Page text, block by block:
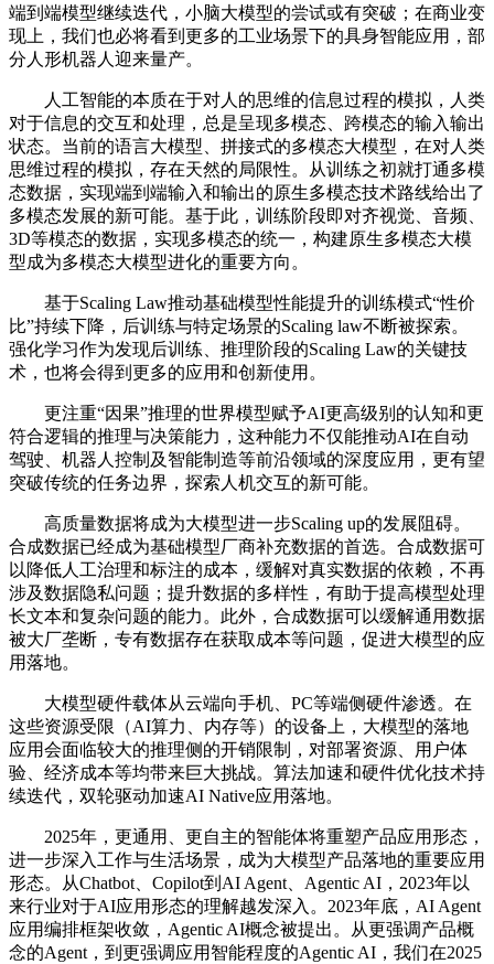
端到端模型继续迭代，小脑大模型的尝试或有突破；在商业变
现上，我们也必将看到更多的工业场景下的具身智能应用，部
分人形机器人迎来量产。
人工智能的本质在于对人的思维的信息过程的模拟，人类
对于信息的交互和处理，总是呈现多模态、跨模态的输入输出
状态。当前的语言大模型、拼接式的多模态大模型，在对人类
思维过程的模拟，存在天然的局限性。从训练之初就打通多模
态数据，实现端到端输入和输出的原生多模态技术路线给出了
多模态发展的新可能。基于此，训练阶段即对齐视觉、音频、
3D等模态的数据，实现多模态的统一，构建原生多模态大模
型成为多模态大模型进化的重要方向。
基于Scaling Law推动基础模型性能提升的训练模式“性价
比”持续下降，后训练与特定场景的Scaling law不断被探索。
强化学习作为发现后训练、推理阶段的Scaling Law的关键技
术，也将会得到更多的应用和创新使用。
更注重“因果”推理的世界模型赋予AI更高级别的认知和更
符合逻辑的推理与决策能力，这种能力不仅能推动AI在自动
驾驶、机器人控制及智能制造等前沿领域的深度应用，更有望
突破传统的任务边界，探索人机交互的新可能。
高质量数据将成为大模型进一步Scaling up的发展阻碍。
合成数据已经成为基础模型厂商补充数据的首选。合成数据可
以降低人工治理和标注的成本，缓解对真实数据的依赖，不再
涉及数据隐私问题；提升数据的多样性，有助于提高模型处理
长文本和复杂问题的能力。此外，合成数据可以缓解通用数据
被大厂垄断，专有数据存在获取成本等问题，促进大模型的应
用落地。
大模型硬件载体从云端向手机、PC等端侧硬件渗透。在
这些资源受限（AI算力、内存等）的设备上，大模型的落地
应用会面临较大的推理侧的开销限制，对部署资源、用户体
验、经济成本等均带来巨大挑战。算法加速和硬件优化技术持
续迭代，双轮驱动加速AI Native应用落地。
2025年，更通用、更自主的智能体将重塑产品应用形态，
进一步深入工作与生活场景，成为大模型产品落地的重要应用
形态。从Chatbot、Copilot到AI Agent、Agentic AI，2023年以
来行业对于AI应用形态的理解越发深入。2023年底，AI Agent
应用编排框架收敛，Agentic AI概念被提出。从更强调产品概
念的Agent，到更强调应用智能程度的Agentic AI，我们在2025